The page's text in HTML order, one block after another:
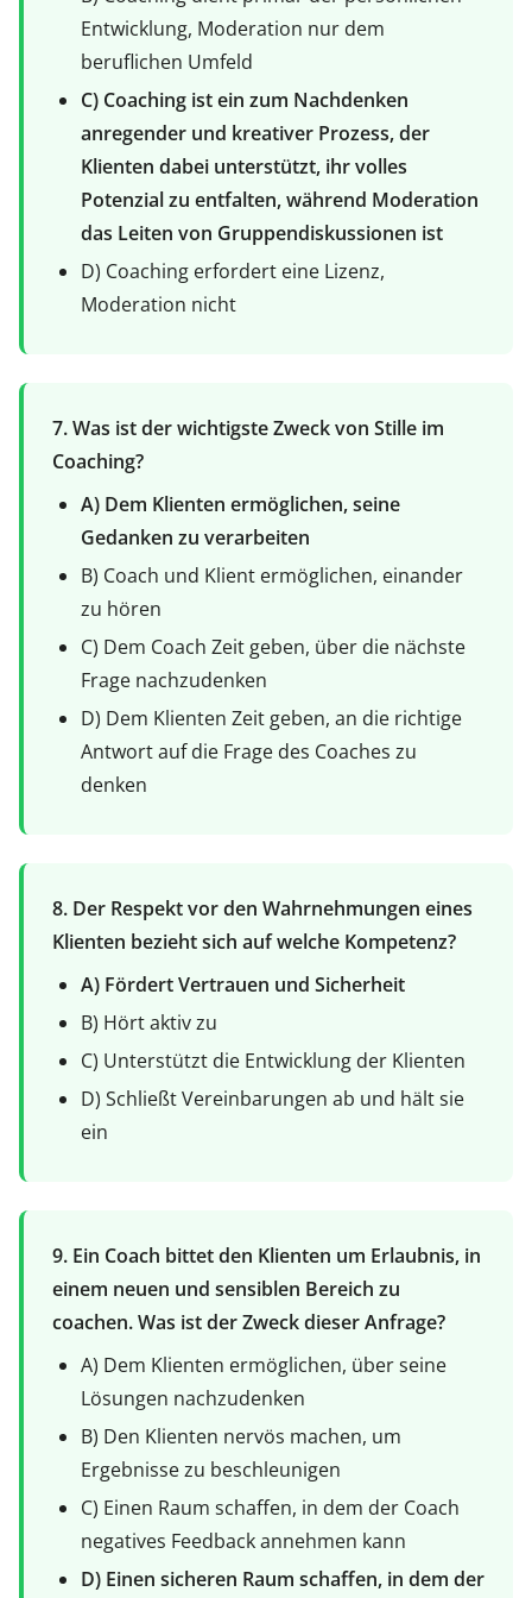
Entwicklung, Moderation nur dem
beruflichen Umfeld
C) Coaching ist ein zum Nachdenken
anregender und kreativer Prozess, der
Klienten dabei unterstützt, ihr volles
Potenzial zu entfalten, während Moderation
das Leiten von Gruppendiskussionen ist
D) Coaching erfordert eine Lizenz,
Moderation nicht
7. Was ist der wichtigste Zweck von Stille im
Coaching?
A) Dem Klienten ermöglichen, seine
Gedanken zu verarbeiten
B) Coach und Klient ermöglichen, einander
zu hören
C) Dem Coach Zeit geben, über die nächste
Frage nachzudenken
D) Dem Klienten Zeit geben, an die richtige
Antwort auf die Frage des Coaches zu
denken
8. Der Respekt vor den Wahrnehmungen eines
Klienten bezieht sich auf welche Kompetenz?
A) Fördert Vertrauen und Sicherheit
B) Hört aktiv zu
C) Unterstützt die Entwicklung der Klienten
D) Schließt Vereinbarungen ab und hält sie
ein
9. Ein Coach bittet den Klienten um Erlaubnis, in
einem neuen und sensiblen Bereich zu
coachen. Was ist der Zweck dieser Anfrage?
A) Dem Klienten ermöglichen, über seine
Lösungen nachzudenken
B) Den Klienten nervös machen, um
Ergebnisse zu beschleunigen
C) Einen Raum schaffen, in dem der Coach
negatives Feedback annehmen kann
D) Einen sicheren Raum schaffen, in dem der